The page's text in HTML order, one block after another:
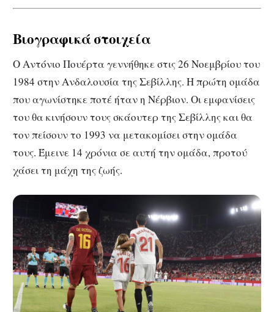
Βιογραφικά στοιχεία
O Αντόνιο Πουέρτα γεννήθηκε στις 26 Νοεμβρίου του
1984 στην Ανδαλουσία της Σεβίλλης. Η πρώτη ομάδα
που αγωνίστηκε ποτέ ήταν η Νέρβιον. Οι εμφανίσεις
του θα κινήσουν τους σκάουτερ της Σεβίλλης και θα
τον πείσουν το 1993 να μετακομίσει στην ομάδα
τους. Έμεινε 14 χρόνια σε αυτή την ομάδα, προτού
χάσει τη μάχη της ζωής.